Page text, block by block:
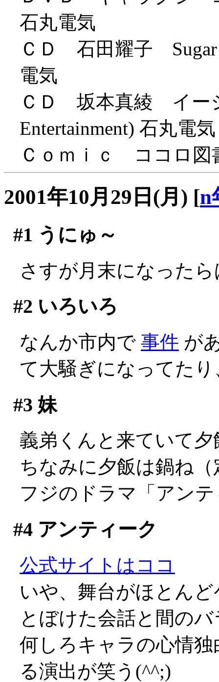
石丸電気
ＣＤ 石田耀子 Sugar
電気
ＣＤ 坂本真綾 イー
Entertainment) 石丸電気
Ｃｏｍｉｃ ココロ図
2001年10月29日(月) [n
#1 うにゅ～
さすが月末になった
#2 いろいろ
なんか市内で 事件 が
て大騒ぎになってた
#3 妹
義弟くんと来ていて
ちなみに夕飯は鍋ね
フジのドラマ「アン
#4アンティーク
公式サイトはココ
いや、舞台がほとん
とぼけた会話と間の
何しろキャラの心情
る演出が笑う(^^;)